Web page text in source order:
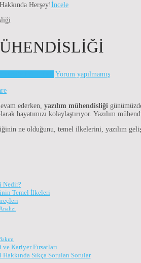
Herşey!İncele
Yorum yapılmamış
ederken, yazılım mühendisliği
hayatımızı kolaylaştırıyor. Yazılım
ne olduğunu, temel ilkelerini, yazılım
Nedir?
Temel İlkeleri
Kariyer Fırsatları
Sıkça Sorulan Sorular